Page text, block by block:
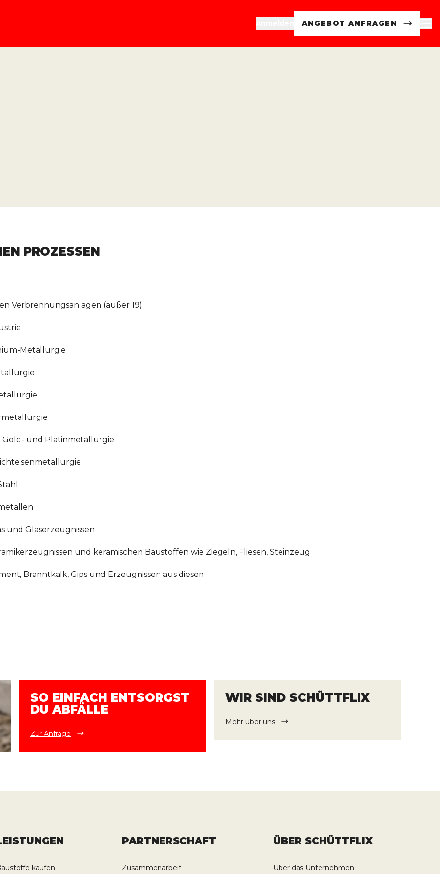
ANGEBOT ANFRAGEN
PROZESSEN
Verbrennungsanlagen (außer 19)
Metallurgie
Gold- und Platinmetallurgie
und Glaserzeugnissen
und keramischen Baustoffen wie Ziegeln, Fliesen, Steinzeug
Branntkalk, Gips und Erzeugnissen aus diesen
SO EINFACH ENTSORGST
DU ABFÄLLE
Zur Anfrage
WIR SIND SCHÜTTFLIX
Mehr über uns
kaufen
PARTNERSCHAFT
Zusammenarbeit
ÜBER SCHÜTTFLIX
Über das Unternehmen